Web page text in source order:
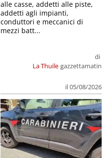
La Thuile
di
gazzettamatin
il 05/08/2026
alle casse, addetti alle piste,
addetti agli impianti,
conduttori e meccanici di
mezzi batt...